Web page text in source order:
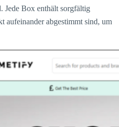
Jede Box enthält sorgfältig
aufeinander abgestimmt sind, um